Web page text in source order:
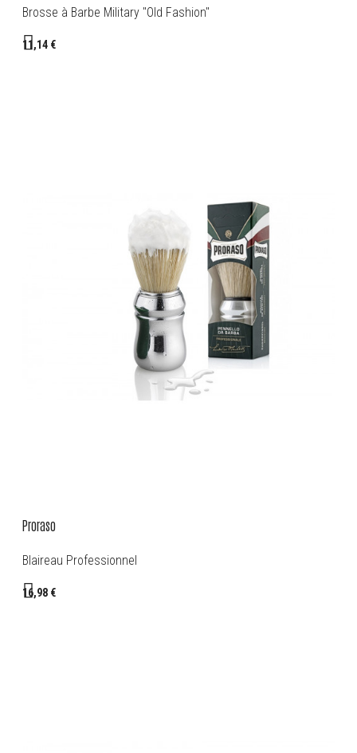
Brosse à Barbe Military "Old Fashion"
11,14 €
Proraso
Blaireau Professionnel
16,98 €